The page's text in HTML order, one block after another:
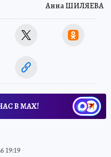
Анна ШИЛЯЕВА
В МАХ!
19:19